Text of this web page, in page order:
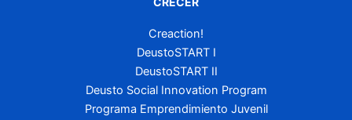
Creaction!
DeustoSTART I
DeustoSTART II
Deusto Social Innovation Program
Programa Emprendimiento Juvenil